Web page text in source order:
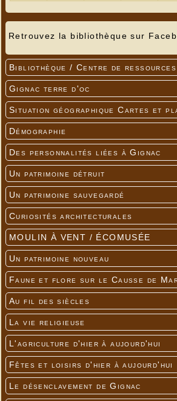
Retrouvez la bibliothèque sur
Bibliothèque / Centre de ressources
Gignac terre d'oc
Situation géographique Cartes et
Démographie
Des personnalités liées à Gignac
Un patrimoine détruit
Un patrimoine sauvegardé
Curiosités architecturales
MOULIN À VENT / ÉCOMUSÉE
Un patrimoine nouveau
Faune et flore sur le Causse de
Au fil des siècles
La vie religieuse
L'agriculture d'hier à aujourd'hui
Fêtes et loisirs d'hier à aujourd'hui
Le désenclavement de Gignac